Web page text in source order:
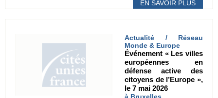
EN SAVOIR PLUS
Actualité / Réseau
Monde & Europe
Événement « Les villes
européennes en
défense active des
citoyens de l’Europe »,
le 7 mai 2026